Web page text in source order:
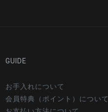
GUIDE
お手入れについて
会員特典（ポイント）について